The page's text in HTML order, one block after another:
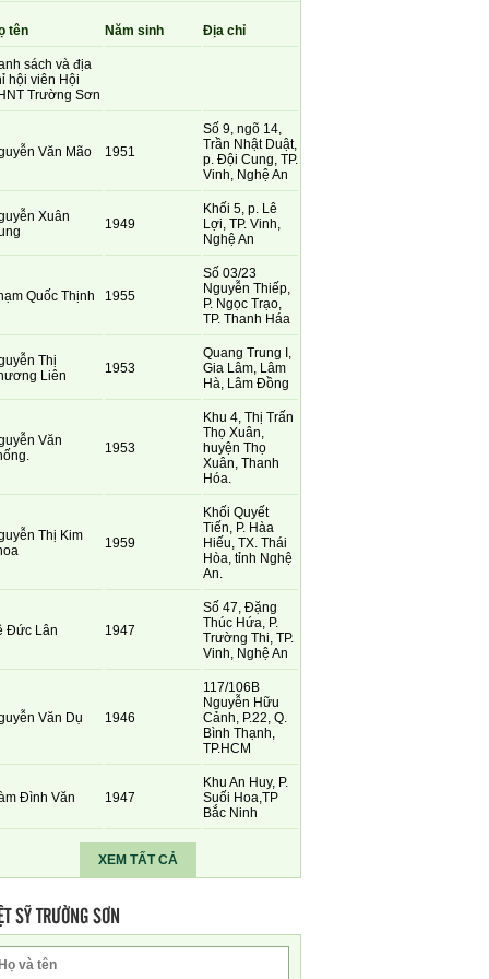
tên Năm sinh Địa chỉ
sách và địa
hội viên Hội
Trường Sơn
Văn Mão 1951
Số 9, ngõ 14,
Trần Nhật Duật,
p. Đội Cung, TP.
Vinh, Nghệ An
Xuân
1949
Khối 5, p. Lê
Lợi, TP. Vinh,
Nghệ An
Quốc Thịnh 1955
Số 03/23
Nguyễn Thiếp,
P. Ngọc Trạo,
TP. Thanh Háa
Thị
Liên
1953
Quang Trung I,
Gia Lâm, Lâm
Hà, Lâm Đồng
Văn
1953
Khu 4, Thị Trấn
Thọ Xuân,
huyện Thọ
Xuân, Thanh
Hóa.
Thị Kim
1959
Khối Quyết
Tiến, P. Hàa
Hiếu, TX. Thái
Hòa, tỉnh Nghệ
An.
Đức Lân 1947
Số 47, Đặng
Thúc Hứa, P.
Trường Thi, TP.
Vinh, Nghệ An
Văn Dụ 1946
117/106B
Nguyễn Hữu
Cảnh, P.22, Q.
Bình Thạnh,
TP.HCM
Đình Văn 1947
Khu An Huy, P.
Suối Hoa,TP
Bắc Ninh
XEM TẤT CẢ
SỸ TRƯỜNG SƠN